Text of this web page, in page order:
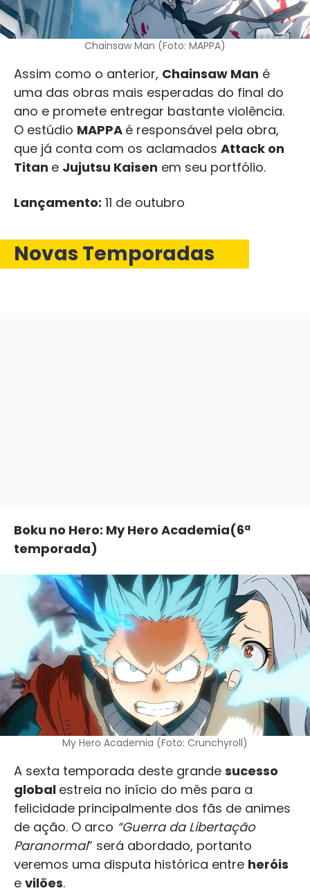
Chainsaw Man (Foto: MAPPA)
Assim como o anterior, Chainsaw Man é
uma das obras mais esperadas do final do
ano e promete entregar bastante violência.
O estúdio MAPPA é responsável pela obra,
que já conta com os aclamados Attack on
Titan e Jujutsu Kaisen em seu portfólio.
Lançamento: 11 de outubro
Novas Temporadas
Boku no Hero: My Hero Academia(6ª
temporada)
My Hero Academia (Foto: Crunchyroll)
A sexta temporada deste grande sucesso
global estreia no início do mês para a
felicidade principalmente dos fãs de animes
de ação. O arco “Guerra da Libertação
Paranormal” será abordado, portanto
veremos uma disputa histórica entre heróis
e vilões.